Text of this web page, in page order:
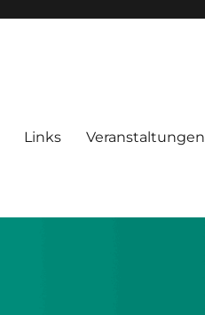
Links Veranstaltungen